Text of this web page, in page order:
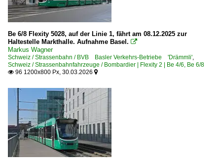
Be 6/8 Flexity 5028, auf der Linie 1, fährt am 08.12.2025 zur
Haltestelle Markthalle. Aufnahme Basel. 
Markus Wagner
Schweiz / Strassenbahn / BVB Basler Verkehrs-Betriebe 'Drämmli',
Schweiz / Strassenbahnfahrzeuge / Bombardier | Flexity 2 | Be 4/6, Be 6/8
 96 1200x800 Px, 30.03.2026 